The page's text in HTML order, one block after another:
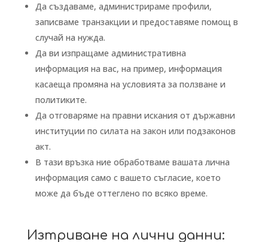
Да създаваме, администрираме профили,
записваме транзакции и предоставяме помощ в
случай на нужда.
Да ви изпращаме административна
информация на вас, на пример, информация
касаеща промяна на условията за ползване и
политиките.
Да отговаряме на правни искания от държавни
институции по силата на закон или подзаконов
акт.
В тази връзка ние обработваме вашата лична
информация само с вашето съгласие, което
може да бъде оттеглено по всяко време.
Изтриване на лични данни: